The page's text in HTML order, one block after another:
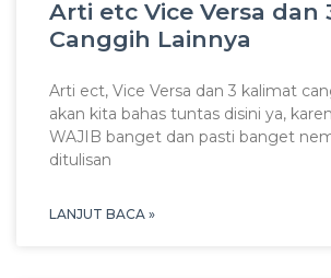
Arti etc Vice Versa dan
Canggih Lainnya
Arti ect, Vice Versa dan 3 kalimat
akan kita bahas tuntas disini ya,
WAJIB banget dan pasti banget
ditulisan
LANJUT BACA »